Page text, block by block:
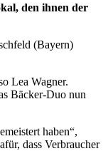
den ihnen der
(Bayern)
Lea Wagner.
Bäcker-Duo nun
haben“,
dass Verbraucher